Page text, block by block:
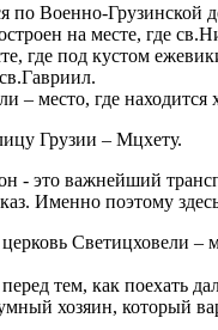
по Военно-Грузинской
на месте, где
где под кустом
место, где находится
Грузии – Мцхету.
- это важнейший
Именно поэтому
Светицховели –
тем, как
хозяин, который